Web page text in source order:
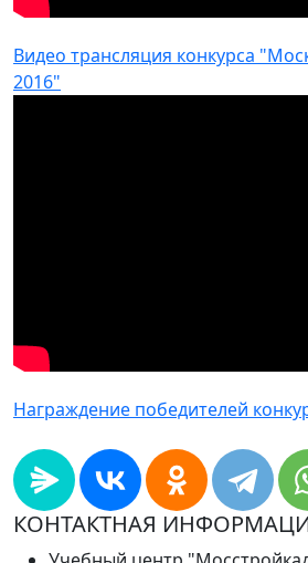
Видео трансляция конкурса
2016"
Награждение победителей
КОНТАКТНАЯ